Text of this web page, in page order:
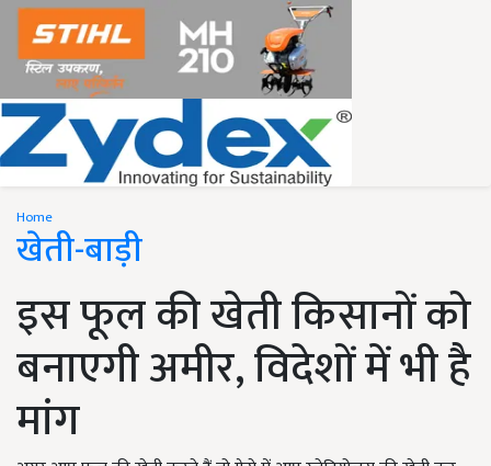
Home
खेती-बाड़ी
इस फूल की खेती किसानों को
बनाएगी अमीर, विदेशों में भी है
मांग